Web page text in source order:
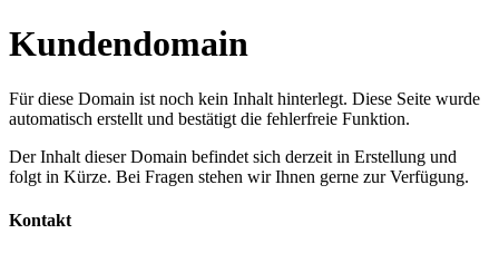
Kundendomain
Für diese Domain ist noch kein Inhalt hinterlegt. Diese Seite wurde
automatisch erstellt und bestätigt die fehlerfreie Funktion.
Der Inhalt dieser Domain befindet sich derzeit in Erstellung und
folgt in Kürze. Bei Fragen stehen wir Ihnen gerne zur Verfügung.
Kontakt